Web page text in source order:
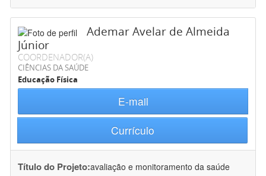
Ademar Avelar de Almeida
Júnior
COORDENADOR(A)
CIÊNCIAS DA SAÚDE
Educação Física
E-mail
Currículo
Título do Projeto:avaliação e monitoramento da saúde